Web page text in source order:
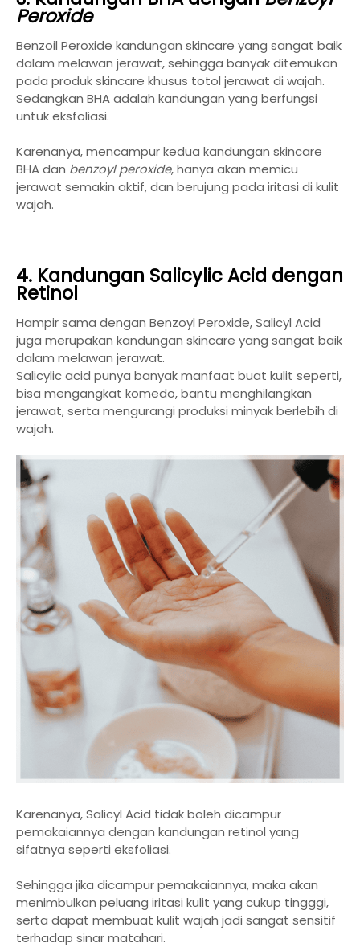
Peroxide
Benzoil Peroxide kandungan skincare yang sangat baik
dalam melawan jerawat, sehingga banyak ditemukan
pada produk skincare khusus totol jerawat di wajah.
Sedangkan BHA adalah kandungan yang berfungsi
untuk eksfoliasi.
Karenanya, mencampur kedua kandungan skincare
BHA dan benzoyl peroxide, hanya akan memicu
jerawat semakin aktif, dan berujung pada iritasi di kulit
wajah.
4. Kandungan Salicylic Acid dengan
Retinol
Hampir sama dengan Benzoyl Peroxide, Salicyl Acid
juga merupakan kandungan skincare yang sangat baik
dalam melawan jerawat.
Salicylic acid punya banyak manfaat buat kulit seperti,
bisa mengangkat komedo, bantu menghilangkan
jerawat, serta mengurangi produksi minyak berlebih di
wajah.
Karenanya, Salicyl Acid tidak boleh dicampur
pemakaiannya dengan kandungan retinol yang
sifatnya seperti eksfoliasi.
Sehingga jika dicampur pemakaiannya, maka akan
menimbulkan peluang iritasi kulit yang cukup tingggi,
serta dapat membuat kulit wajah jadi sangat sensitif
terhadap sinar matahari.